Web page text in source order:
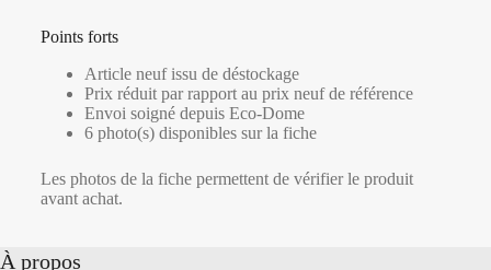
Points forts
Article neuf issu de déstockage
Prix réduit par rapport au prix neuf de référence
Envoi soigné depuis Eco-Dome
6 photo(s) disponibles sur la fiche
Les photos de la fiche permettent de vérifier le produit
avant achat.
À propos